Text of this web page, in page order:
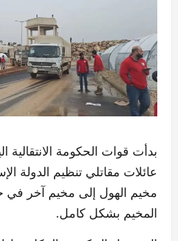
بدأت قوات الحكومة الانتقالية
عائلات مقاتلي تنظيم الدولة
مخيم الهول إلى مخيم آخر في
المخيم بشكل كامل.